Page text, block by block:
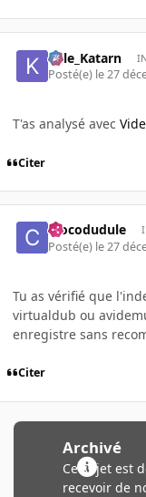
Kyle_Katarn
Posté(e) le 27
T'as analysé avec
Citer
crocodudule
Posté(e) le 27
Tu as vérifié que
virtualdub ou
enregistre sans
Citer
Archivé
Ce sujet est
recevoir de